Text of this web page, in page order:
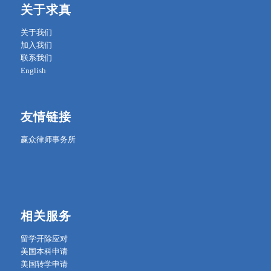
关于求真
关于我们
加入我们
联系我们
English
友情链接
赢众律师事务所
相关服务
留学开除应对
美国本科申请
美国转学申请